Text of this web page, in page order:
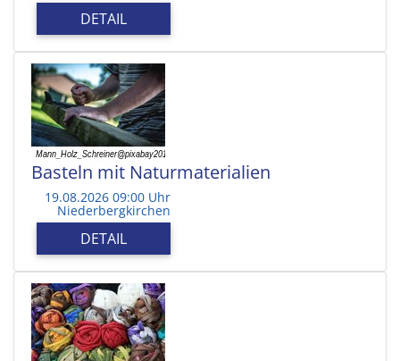
DETAIL
Basteln mit Naturmaterialien
19.08.2026 09:00 Uhr
Niederbergkirchen
DETAIL